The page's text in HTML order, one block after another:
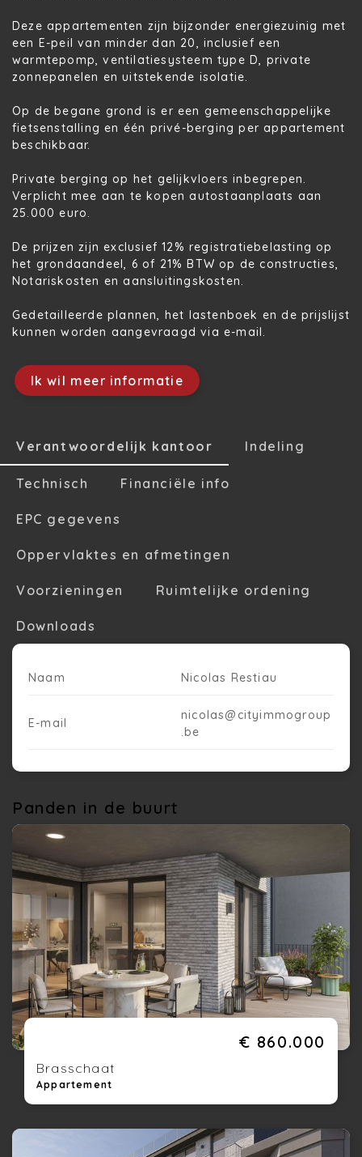
Deze appartementen zijn bijzonder energiezuinig met
een E-peil van minder dan 20, inclusief een
warmtepomp, ventilatiesysteem type D, private
zonnepanelen en uitstekende isolatie.
Op de begane grond is er een gemeenschappelijke
fietsenstalling en één privé-berging per appartement
beschikbaar.
Private berging op het gelijkvloers inbegrepen.
Verplicht mee aan te kopen autostaanplaats aan
25.000 euro.
De prijzen zijn exclusief 12% registratiebelasting op
het grondaandeel, 6 of 21% BTW op de constructies,
Notariskosten en aansluitingskosten.
Gedetailleerde plannen, het lastenboek en de prijslijst
kunnen worden aangevraagd via e-mail.
Ik wil meer informatie
Verantwoordelijk kantoor Indeling
Technisch Financiële info
EPC gegevens
Oppervlaktes en afmetingen
Voorzieningen Ruimtelijke ordening
Downloads
Naam Nicolas Restiau
E-mail
nicolas@cityimmogroup
.be
Panden in de buurt
€ 860.000
Brasschaat
Appartement